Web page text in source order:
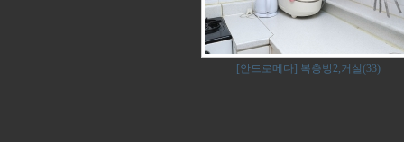
[안드로메다] 복층방2,거실(33)